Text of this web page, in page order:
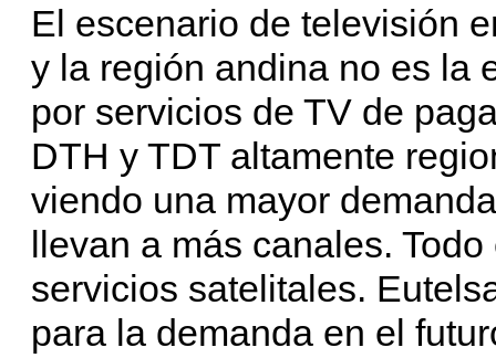
El escenario de televisión
y la región andina no es la
por servicios de TV de
DTH y TDT altamente
viendo una mayor
llevan a más canales.
servicios satelitales.
para la demanda en el